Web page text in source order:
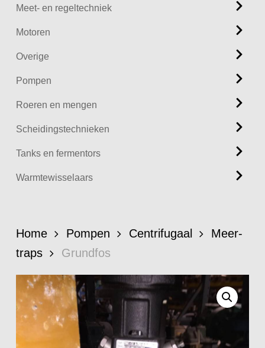
Meet- en regeltechniek
Motoren
Overige
Pompen
Roeren en mengen
Scheidingstechnieken
Tanks en fermentors
Warmtewisselaars
Home Pompen Centrifugaal
Meer-
traps
Grundfos